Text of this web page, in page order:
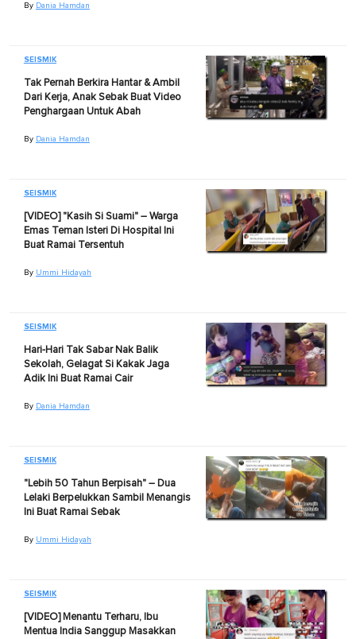
By Dania Hamdan
SEISMIK
Tak Pernah Berkira Hantar & Ambil
Dari Kerja, Anak Sebak Buat Video
Penghargaan Untuk Abah
By Dania Hamdan
SEISMIK
[VIDEO] "Kasih Si Suami" – Warga
Emas Teman Isteri Di Hospital Ini
Buat Ramai Tersentuh
By Ummi Hidayah
SEISMIK
Hari-Hari Tak Sabar Nak Balik
Sekolah, Gelagat Si Kakak Jaga
Adik Ini Buat Ramai Cair
By Dania Hamdan
SEISMIK
"Lebih 50 Tahun Berpisah" – Dua
Lelaki Berpelukkan Sambil Menangis
Ini Buat Ramai Sebak
By Ummi Hidayah
SEISMIK
[VIDEO] Menantu Terharu, Ibu
Mentua India Sanggup Masakkan